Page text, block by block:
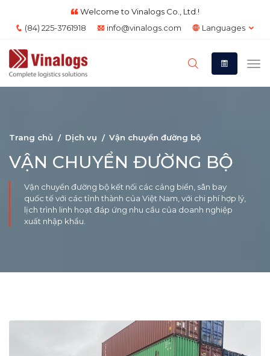
Welcome to Vinalogs Co., Ltd.!
(84) 225-3761918
info@vinalogs.com Languages
Trang chủ Dịch vụ Vận chuyển đường bộ
VẬN CHUYỂN ĐƯỜNG BỘ
Vận chuyển đường bộ kết nối các cảng biển, sân bay
quốc tế với các tỉnh thành của Việt Nam, với chi phí hợp lý,
lịch trình linh hoạt đáp ứng nhu cầu của doanh nghiệp
xuất nhập khẩu.